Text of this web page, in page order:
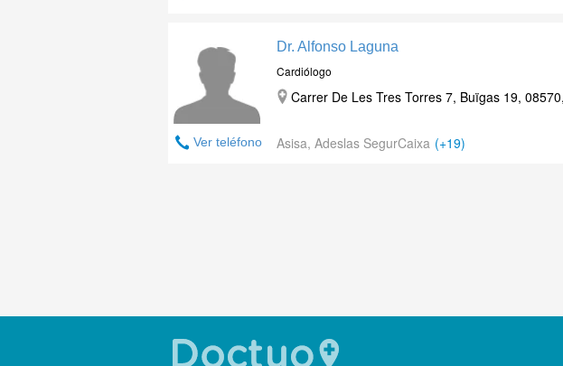
Ver teléfono
Dr. Alfonso Laguna
Cardiólogo
Carrer De Les Tres Torres 7, Buïgas 19,
Asisa, Adeslas SegurCaixa (+19)